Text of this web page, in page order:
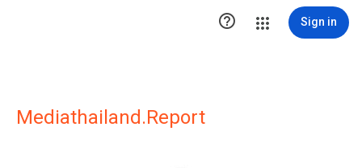
 Sign in
Mediathailand.Report